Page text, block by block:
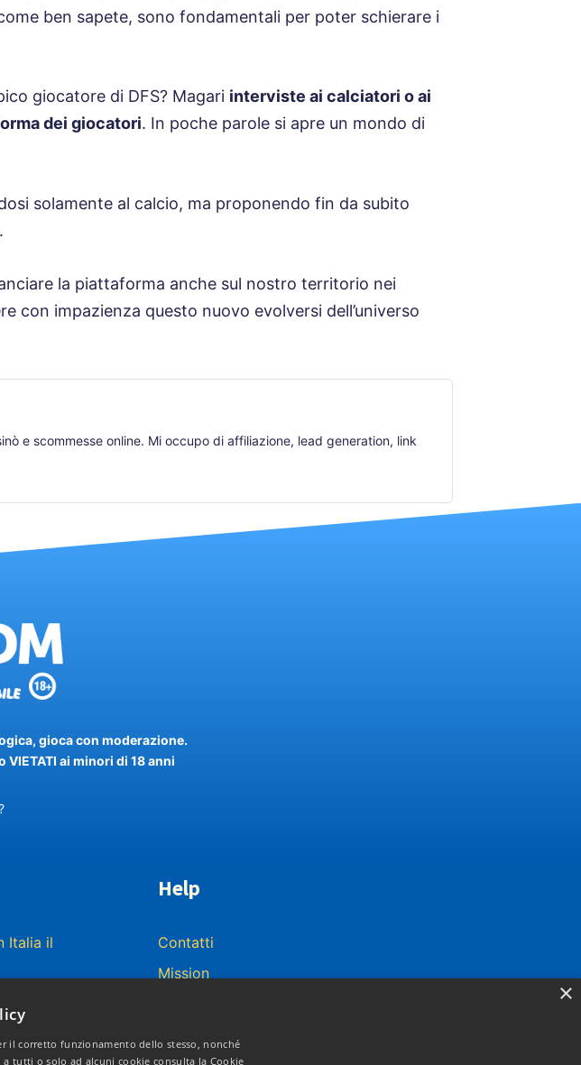
ben sapete, sono fondamentali per poter schierare i
giocatore di DFS? Magari interviste ai calciatori o ai
dei giocatori. In poche parole si apre un mondo di
solamente al calcio, ma proponendo fin da subito
la piattaforma anche sul nostro territorio nei
con impazienza questo nuovo evolversi dell’universo
e scommesse online. Mi occupo di affiliazione, lead generation, link
gioca con moderazione.
ai minori di 18 anni
Italia il
completa
Fantasfida
Help
Contatti
Mission
×
il corretto funzionamento dello stesso, nonché
tutti o solo ad alcuni cookie consulta la Cookie